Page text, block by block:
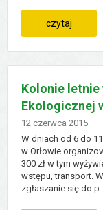
czytaj
Kolonie letnie
Ekologicznej
Dodano
12 czerwca 2015
W dniach od 6 do
w Orłowie
300 zł w tym
wstępu, transport.
zgłaszanie się do